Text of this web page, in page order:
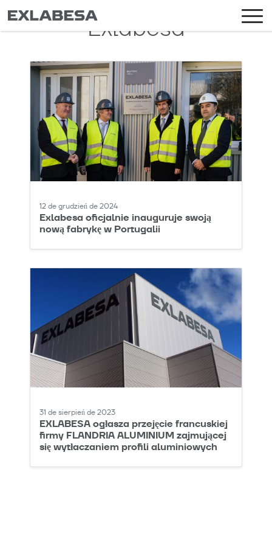
Exlabesa
12 de grudzień de 2024
Exlabesa oficjalnie inauguruje swoją
nową fabrykę w Portugalii
31 de sierpień de 2023
EXLABESA ogłasza przejęcie francuskiej
firmy FLANDRIA ALUMINIUM zajmującej
się wytłaczaniem profili aluminiowych